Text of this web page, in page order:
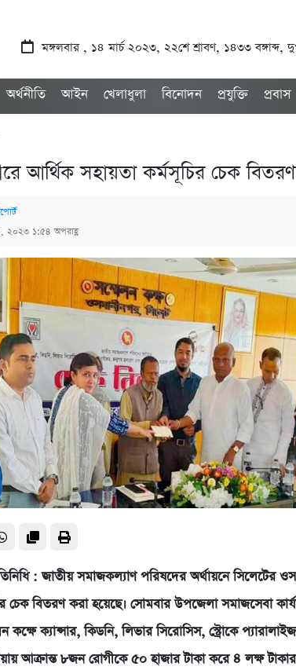
মঙ্গলবার , ১৪ মার্চ ২০২৩, ২২শে শ্রাবণ, ১৪৩৩ বঙ্গাব্দ,
অর্থনীতি আইন খেলাধুলা বিনোদন প্রযুক্তি প্রবাস
আর্থিক সহায়তা কর্মসূচির চেক বিতরণ
২০২৩ ১:৫৪ অপরাহ্ণ
: জাতীয় সমাজকল্যাণ পরিষদের অর্থায়নে সিলেটের
চেক বিতরণ করা হয়েছে। সোমবার উপজেলা সমাজসেবা
কক্ষে ক্যান্সার, কিডনি, লিভার সিরোসিস, স্ট্রোকে
আক্রান্ত ৮জন রোগীকে ৫০ হাজার টাকা করে ৪ লক্ষ